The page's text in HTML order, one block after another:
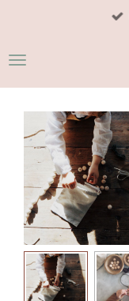
naar
hoofdinhoud